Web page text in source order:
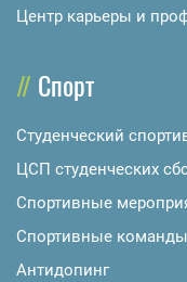
Центр карьеры и
Спорт
Студенческий
ЦСП студенческих
Спортивные
Спортивные команды
Антидопинг